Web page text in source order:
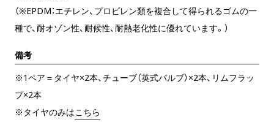
（※EPDM：エチレン、プロビレン類を複合して得られるゴムの一
種で、耐オゾン性、耐候性、耐熱老化性に優れています。）
備考
※1ペア＝タイヤ×2本、チューブ（英式バルブ）×2本、リムフラッ
プ×2本
※タイヤのみはこちら